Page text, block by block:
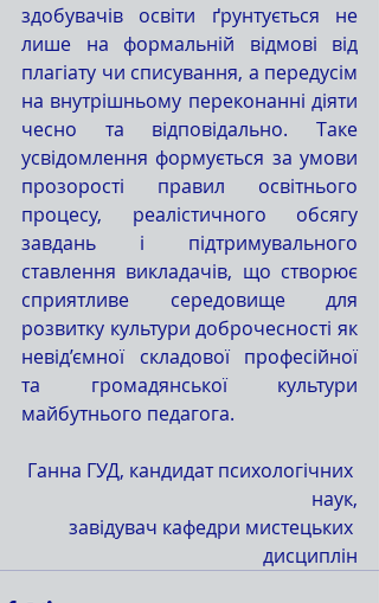
здобувачів освіти ґрунтується не
лише на формальній відмові від
плагіату чи списування, а передусім
на внутрішньому переконанні діяти
чесно та відповідально. Таке
усвідомлення формується за умови
прозорості правил освітнього
процесу, реалістичного обсягу
завдань і підтримувального
ставлення викладачів, що створює
сприятливе середовище для
розвитку культури доброчесності як
невід’ємної складової професійної
та громадянської культури
майбутнього педагога.
Ганна ГУД, кандидат психологічних
наук,
завідувач кафедри мистецьких
дисциплін